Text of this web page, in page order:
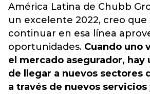
América Latina de Chubb
un excelente 2022, creo que
continuar en esa línea
oportunidades. Cuando uno
el mercado asegurador, hay
de llegar a nuevos sectores
a través de nuevos servicios